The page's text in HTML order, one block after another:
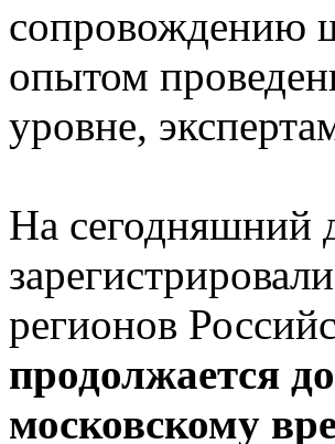
сопровождению
опытом
уровне,
На сегодняшний
регионов
продолжается
московскому